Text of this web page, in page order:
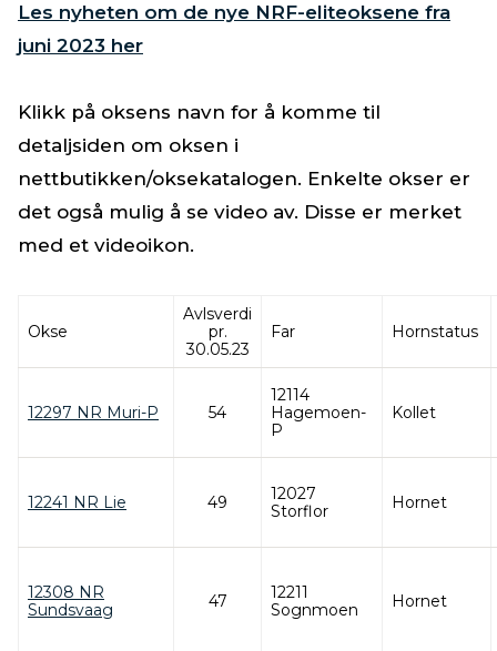
Les nyheten om de nye NRF-eliteoksene fra
juni 2023 her
Klikk på oksens navn for å komme til
detaljsiden om oksen i
nettbutikken/oksekatalogen. Enkelte okser er
det også mulig å se video av. Disse er merket
med et videoikon.
Okse
Avlsverdi
pr.
30.05.23
Far Hornstatus
12297 NR Muri-P 54
12114
Hagemoen-
P
Kollet
12241 NR Lie 49
12027
Storflor
Hornet
12308 NR
Sundsvaag
47
12211
Sognmoen
Hornet